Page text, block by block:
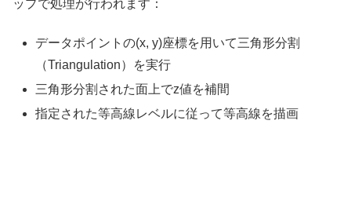
ップで処理が行われます：
データポイントの(x, y)座標を用いて三角形分割
（Triangulation）を実行
三角形分割された面上でz値を補間
指定された等高線レベルに従って等高線を描画